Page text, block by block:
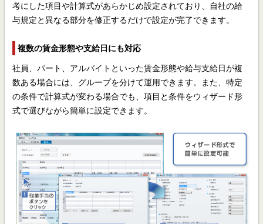
考にした項目や計算式があらかじめ設定されており、自社の給
与規定と異なる部分を修正するだけで設定が完了できます。
複数の賃金形態や支給日にも対応
社員、パート、アルバイトといった賃金形態や給与支給日が複
数ある場合には、グループを分けて運用できます。また、特定
の条件で計算式が変わる場合でも、項目と条件をウィザード形
式で選びながら簡単に設定できます。